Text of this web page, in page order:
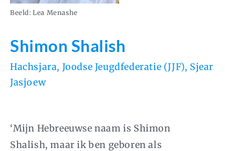
Beeld: Lea Menashe
Shimon Shalish
Hachsjara, Joodse Jeugdfederatie (JJF), Sjear
Jasjoew
‘Mijn Hebreeuwse naam is Shimon
Shalish, maar ik ben geboren als